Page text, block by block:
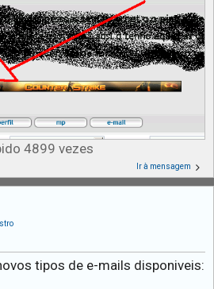
4899 vezes
Ir à mensagem
tipos de e-mails disponiveis: